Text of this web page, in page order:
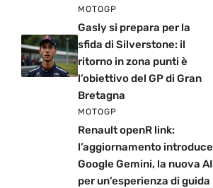
MOTOGP
Gasly si prepara per la
sfida di Silverstone: il
ritorno in zona punti è
l’obiettivo del GP di Gran
Bretagna
MOTOGP
Renault openR link:
l’aggiornamento introduce
Google Gemini, la nuova AI
per un’esperienza di guida